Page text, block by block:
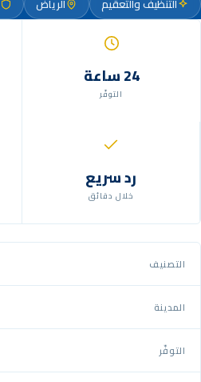
التنظيف والتعقيم الرياض
24 ساعة
التوفّر
رد سريع
خلال دقائق
التصنيف
المدينة
التوفّر